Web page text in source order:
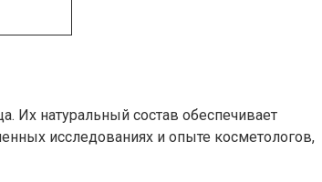
Их натуральный состав обеспечивает
исследованиях и опыте косметологов,